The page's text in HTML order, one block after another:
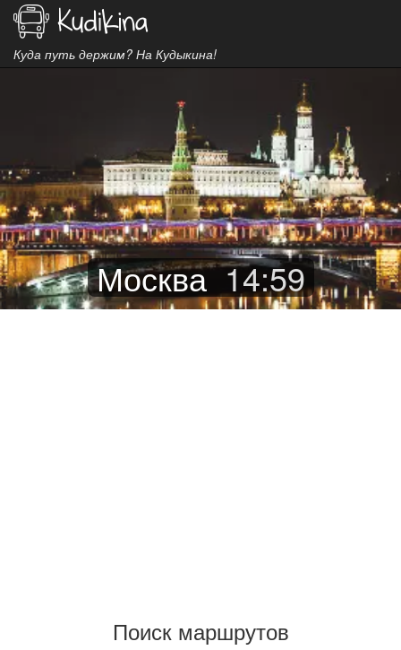
Куда путь держим? На Кудыкина!
Москва 14:59
Поиск маршрутов